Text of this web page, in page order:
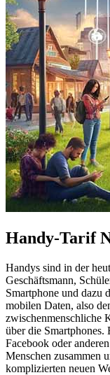
Handy-Tarif
Handys sind in der
Geschäftsmann,
Smartphone und dazu
mobilen Daten, also
zwischenmenschliche
über die
Facebook oder
Menschen zusammen
komplizierten neuen